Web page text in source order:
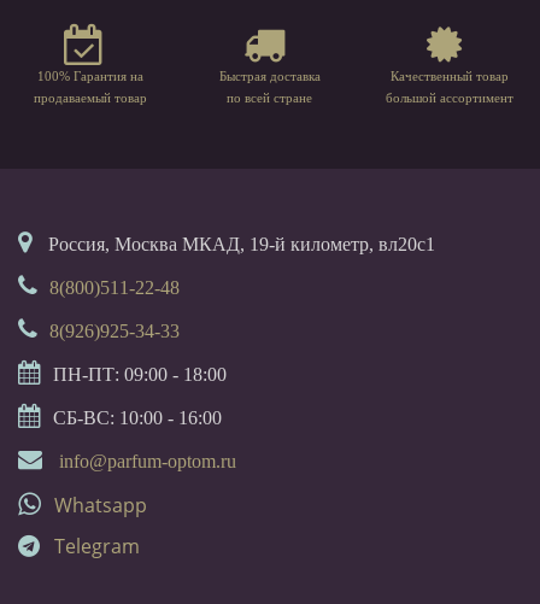
100% Гарантия на
продаваемый товар
Быстрая доставка
по всей стране
Качественный товар
большой ассортимент
Россия, Москва МКАД, 19-й километр, вл20с1
8(800)511-22-48
8(926)925-34-33
ПН-ПТ: 09:00 - 18:00
СБ-ВС: 10:00 - 16:00
info@parfum-optom.ru
Whatsapp
Telegram